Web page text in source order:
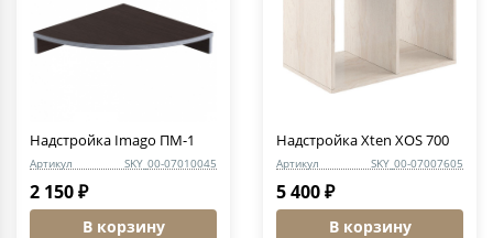
Надстройка Imago ПМ-1
Артикул SKY_00-07010045
2 150 ₽
В корзину
Надстройка Xten XOS 700
Артикул SKY_00-07007605
5 400 ₽
В корзину